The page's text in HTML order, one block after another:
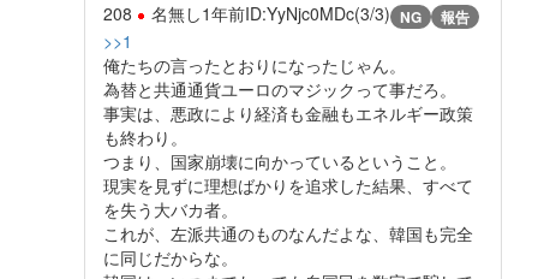
208 名無し1年前ID:YyNjc0MDc(3/3) NG 報告
>>1
俺たちの言ったとおりになったじゃん。
為替と共通通貨ユーロのマジックって事だろ。
事実は、悪政により経済も金融もエネルギー政策
も終わり。
つまり、国家崩壊に向かっているということ。
現実を見ずに理想ばかりを追求した結果、すべて
を失う大バカ者。
これが、左派共通のものなんだよな、韓国も完全
に同じだからな。